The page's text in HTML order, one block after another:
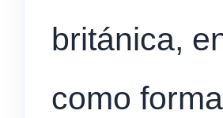
británica,
como